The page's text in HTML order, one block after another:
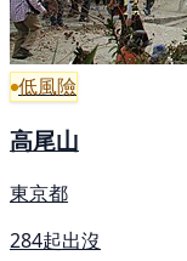
低風險
高尾山
東京都
284起出沒